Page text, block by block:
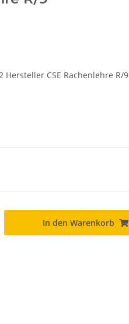
CSE Rachenlehre R/9
In den Warenkorb